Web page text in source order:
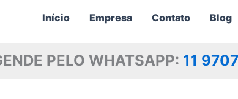
Início Empresa Contato Blog
PELO WHATSAPP: 11